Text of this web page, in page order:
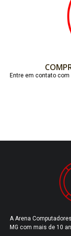
Entre em contato
A Arena
MG com mais de 10